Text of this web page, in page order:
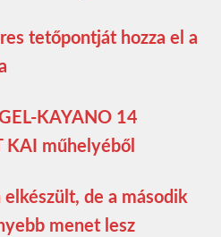
tetőpontját hozza el a
KAYANO 14
KAI műhelyéből
de a második
menet lesz